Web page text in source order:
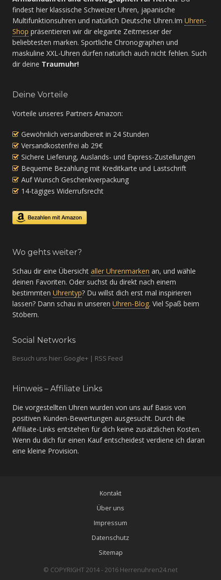
findest hier klassische Schweizer Uhren, japanische
Multifunktionsuhren und natürlich Deutsche Uhren.Im Uhren-
Shop präsentieren wir dir elegante Zeitmesser der
beliebtesten marken. Sportliche Chronographen und
maskuline XXL-Uhren dürfen natürlich auch nicht fehlen. Such
dir deine Traumuhr!
Deine Vorteile
Vorteile unseres Partners Amazon:
Gewöhnlich versandbereit in 24 Stunden
Versandkostenfrei ab 29€
Sichere Lieferung, Auslands- und Express-Zustellungen
Bequeme Bezahlung mit Kreditkarte und Lastschrift
Auf Wunsch Geschenkverpackung
14-tägiges Widerrufsrecht
Wo gehts weiter?
Schau dir eine Übersicht aller Uhrenmarken an, und wähle
deinen Favoriten. Oder suchst du direkt nach einem
bestimmten Uhrentyp? Du willst dich erst mal inspirieren
lassen? Dann schau in unseren Uhren-Blog. Viel Spaß beim
Stöbern.
Social Networks
Besuch uns hier: Google+ | RSS Feed
Hinweis – Affiliate Links
Die vorgestellten Uhren wurden von uns auf Basis von
positiven Kunden-Bewertungen ausgesucht. Durch die
Affiliate-Links entstehen für dich keine zusätzlichen Kosten.
Wenn du dich für einen Kauf entscheidest verdiene ich daran
eine kleine Provision.
Kontakt
Über uns
Impressum
Datenschutz
Sitemap
© COPYRIGHT 2014 - 2016 Herrenuhren24.net